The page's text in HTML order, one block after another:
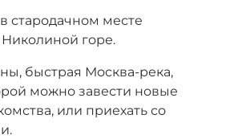
стародачном месте
горе.
быстрая Москва-река,
можно завести новые
или приехать со